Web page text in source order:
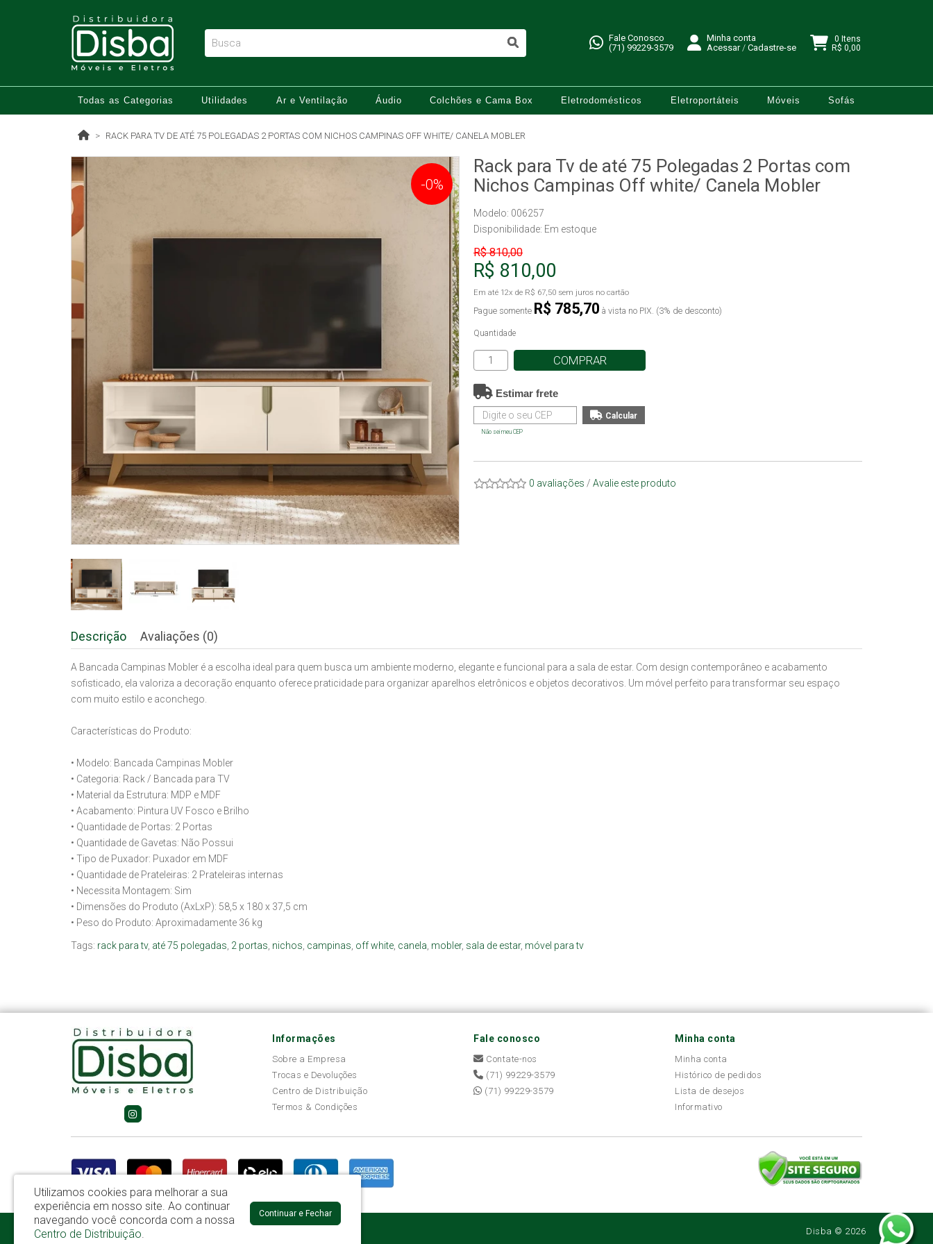
Fale Conosco
(71) 99229-3579
Minha conta
Acessar/ Cadastre-se
0 Itens
R$ 0,00
Todas as Categorias Utilidades Ar e Ventilação Áudio Colchões e Cama Box Eletrodomésticos Eletroportáteis Móveis Sofás
RACK PARA TV DE ATÉ 75 POLEGADAS 2 PORTAS COM NICHOS CAMPINAS OFF WHITE/ CANELA MOBLER
-0%
Rack para Tv de até 75 Polegadas 2 Portas com
Nichos Campinas Off white/ Canela Mobler
Modelo: 006257
Disponibilidade: Em estoque
R$ 810,00
R$ 810,00
Em até 12x de R$ 67,50 sem juros no cartão
Pague somente R$ 785,70 à vista no PIX. (3% de desconto)
Quantidade
COMPRAR
Estimar frete
Não sei meu CEP
0 avaliações / Avalie este produto
Descrição Avaliações (0)
A Bancada Campinas Mobler é a escolha ideal para quem busca um ambiente moderno, elegante e funcional para a sala de estar. Com design contemporâneo e acabamento
sofisticado, ela valoriza a decoração enquanto oferece praticidade para organizar aparelhos eletrônicos e objetos decorativos. Um móvel perfeito para transformar seu espaço
com muito estilo e aconchego.
Características do Produto:
• Modelo: Bancada Campinas Mobler
• Categoria: Rack / Bancada para TV
• Material da Estrutura: MDP e MDF
• Acabamento: Pintura UV Fosco e Brilho
• Quantidade de Portas: 2 Portas
• Quantidade de Gavetas: Não Possui
• Tipo de Puxador: Puxador em MDF
• Quantidade de Prateleiras: 2 Prateleiras internas
• Necessita Montagem: Sim
• Dimensões do Produto (AxLxP): 58,5 x 180 x 37,5 cm
• Peso do Produto: Aproximadamente 36 kg
Tags: rack para tv, até 75 polegadas 2 portas nichos campinas off white canela mobler, sala de estar, móvel para tv
Informações
Sobre a Empresa
Trocas e Devoluções
Centro de Distribuição
Termos & Condições
Fale conosco
Contate-nos
(71) 99229-3579
(71) 99229-3579
Minha conta
Minha conta
Histórico de pedidos
Lista de desejos
Informativo
Disba Móveis Salvador Ltda - CNPJ: 52.081.184/0001-65
Disba © 2026
Utilizamos cookies para melhorar a sua
experiência em nosso site. Ao continuar
navegando você concorda com a nossa
Centro de Distribuição.
Continuar e Fechar